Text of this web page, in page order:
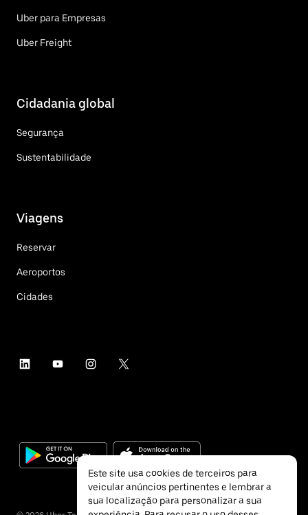
Uber para Empresas
Uber Freight
Cidadania global
Segurança
Sustentabilidade
Viagens
Reservar
Aeroportos
Cidades
Este site usa cookies de terceiros para
veicular anúncios pertinentes e lembrar a
sua localização para personalizar a sua